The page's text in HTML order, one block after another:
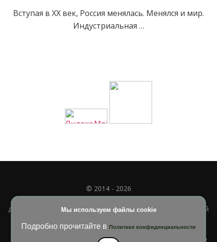
Вступая в XX век, Россия менялась. Менялся и мир.
Индустриальная …
Мы используем файлы cookie
Подробно прочитайте в Политике конфиденциальности
© 2014 - 2026
Полное или частичное использование материала
допускается только при наличии активной и индексируемой
Blossom Diva | РазработанаТемы Blossom . На платформе